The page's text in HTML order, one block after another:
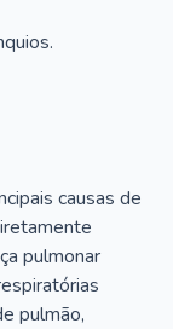
causas de
pulmonar
pulmão,